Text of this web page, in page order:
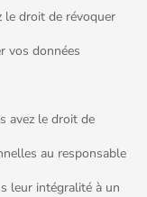
le droit de révoquer
vos données
avez le droit de
au responsable
leur intégralité à un